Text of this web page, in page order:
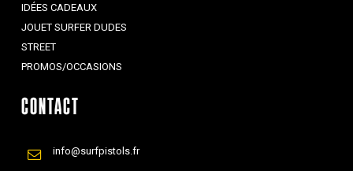
IDÉES CADEAUX
JOUET SURFER DUDES
STREET
PROMOS/OCCASIONS
CONTACT
info@surfpistols.fr